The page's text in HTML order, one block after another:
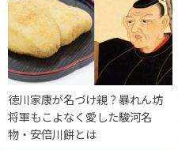
徳川家康が名づけ親？暴れん坊
将軍もこよなく愛した駿河名
物・安倍川餅とは